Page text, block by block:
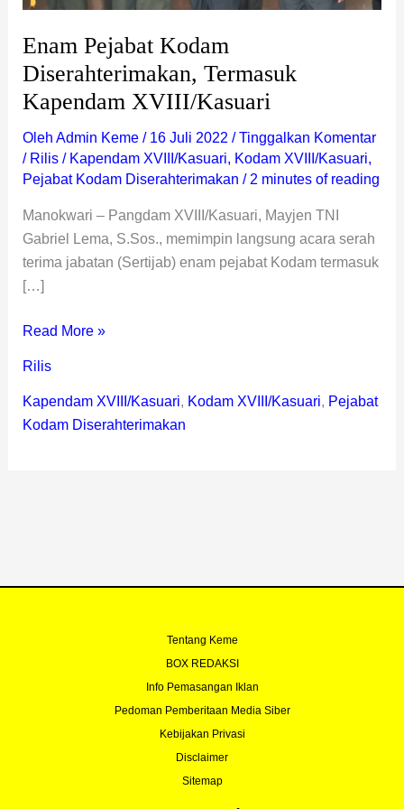
Enam Pejabat Kodam
Diserahterimakan, Termasuk
Kapendam XVIII/Kasuari
Oleh Admin Keme / 16 Juli 2022 / Tinggalkan Komentar
/ Rilis/ Kapendam XVIII/Kasuari, Kodam XVIII/Kasuari,
Pejabat Kodam Diserahterimakan / 2 minutes of reading
Manokwari – Pangdam XVIII/Kasuari, Mayjen TNI
Gabriel Lema, S.Sos., memimpin langsung acara serah
terima jabatan (Sertijab) enam pejabat Kodam termasuk
[…]
Read More »
Rilis
Kapendam XVIII/Kasuari, Kodam XVIII/Kasuari, Pejabat
Kodam Diserahterimakan
Tentang Keme
BOX REDAKSI
Info Pemasangan Iklan
Pedoman Pemberitaan Media Siber
Kebijakan Privasi
Disclaimer
Sitemap